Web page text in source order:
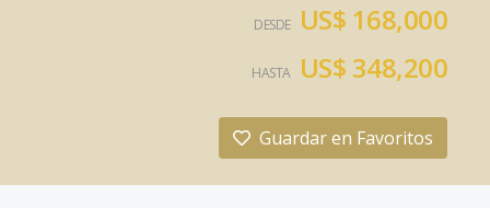
DESDE US$ 168,000
HASTA US$ 348,200
Guardar en Favoritos